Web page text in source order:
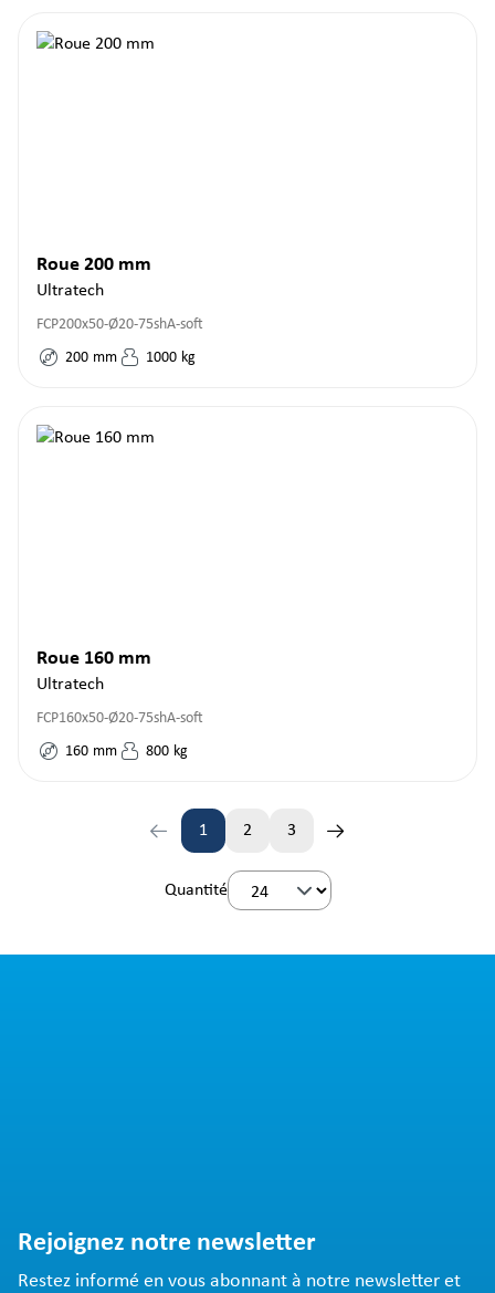
Roue 200 mm
Ultratech
FCP200x50-Ø20-75shA-soft
200 mm 1000 kg
Roue 160 mm
Ultratech
FCP160x50-Ø20-75shA-soft
160 mm 800 kg
Page
1 2 3
Quantité
Rejoignez notre newsletter
Restez informé en vous abonnant à notre newsletter et